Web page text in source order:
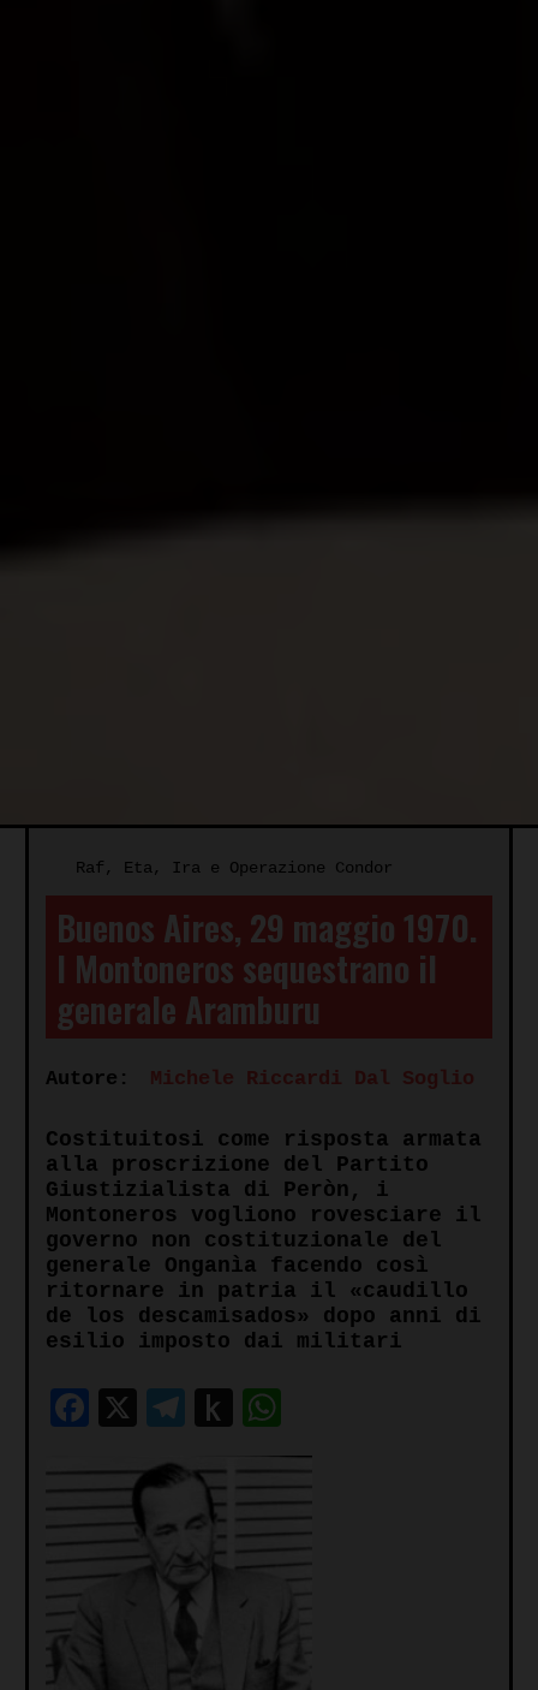
Raf, Eta, Ira e Operazione Condor
Buenos Aires, 29 maggio 1970.
I Montoneros sequestrano il
generale Aramburu
Autore: Michele Riccardi Dal Soglio
Costituitosi come risposta armata
alla proscrizione del Partito
Giustizialista di Peròn, i
Montoneros vogliono rovesciare il
governo non costituzionale del
generale Onganìa facendo così
ritornare in patria il «caudillo
de los descamisados» dopo anni di
esilio imposto dai militari
Facebook
X Telegram
Push
Kindle